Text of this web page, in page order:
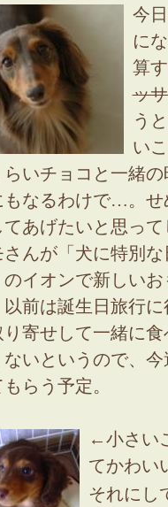
今
に
算
ッ
う
い
らいチョコと一緒
もなるわけで…。
てあげたいと思っ
んが「犬に特別
イオンで新しい
以前は誕生日旅行
寄せして一緒に
ないというので、
らう予定。
←小さい
てかわい
それにし